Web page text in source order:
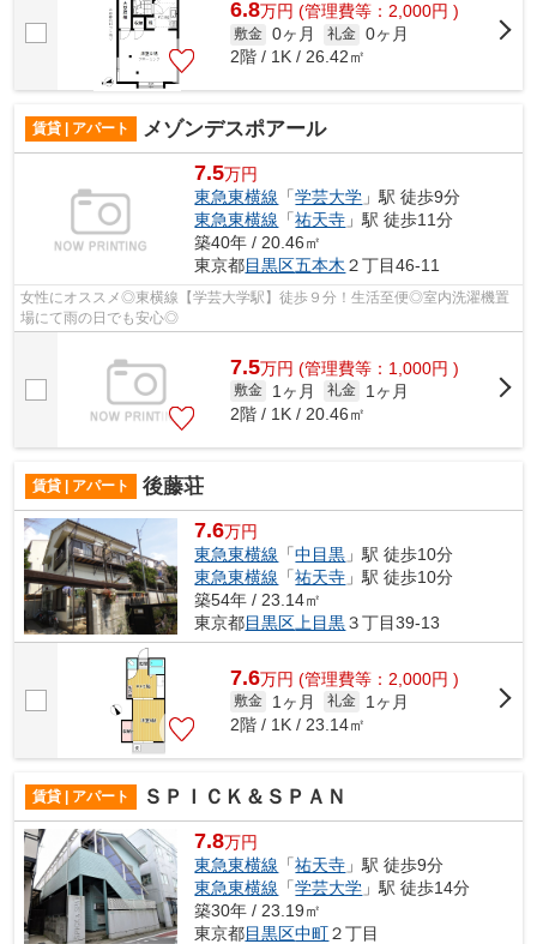
6.8万円 (管理費等：2,000円 )
敷金 0ヶ月 礼金 0ヶ月
2階 / 1K / 26.42㎡
賃貸 | アパート メゾンデスポアール
7.5万円
東急東横線 「学芸大学 」駅 徒歩9分
東急東横線 「祐天寺 」駅 徒歩11分
築40年 / 20.46㎡
東京都目黒区五本木 ２丁目46-11
女性にオススメ◎東横線【学芸大学駅】徒歩９分！生活至便◎室内洗濯機置
場にて雨の日でも安心◎
7.5万円 (管理費等：1,000円 )
敷金 1ヶ月 礼金
1ヶ月
2階 / 1K / 20.46㎡
賃貸 | アパート 後藤荘
7.6万円
東急東横線 「中目黒 」駅 徒歩10分
東急東横線 「祐天寺 」駅 徒歩10分
築54年 / 23.14㎡
東京都目黒区 上目黒３丁目39-13
7.6万円 (管理費等：2,000円 )
敷金 1ヶ月 礼金
1ヶ月
2階 / 1K / 23.14㎡
賃貸 | アパート ＳＰＩＣＫ＆ＳＰＡＮ
7.8万円
東急東横線 「祐天寺 」駅 徒歩9分
東急東横線 「学芸大学 」駅 徒歩14分
築30年 / 23.19㎡
東京都目黒区中町２丁目